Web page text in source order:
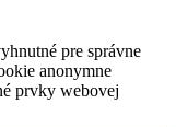
pre správne
anonymne
prvky webovej